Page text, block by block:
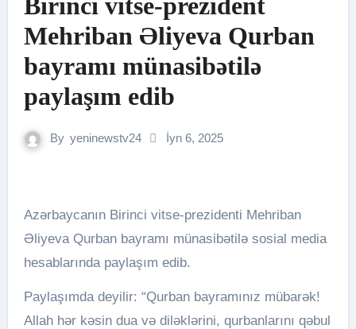
Mehriban Əliyeva Qurban
bayramı münasibətilə
paylaşım edib
By yeninewstv24 İyn 6, 2025
Azərbaycanın Birinci vitse-prezidenti Mehriban
Əliyeva Qurban bayramı münasibətilə sosial media
hesablarında paylaşım edib.
Paylaşımda deyilir: “Qurban bayramınız mübarək!
Allah hər kəsin dua və diləklərini, qurbanlarını qəbul